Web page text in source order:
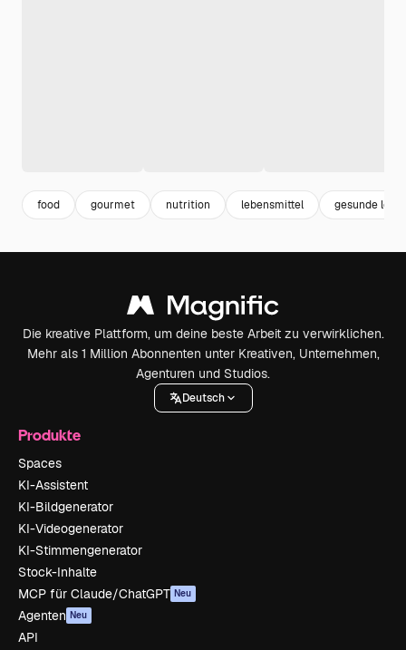
food gourmet nutrition lebensmittel gesunde
Die kreative Plattform, um deine beste Arbeit zu verwirklichen.
Mehr als 1 Million Abonnenten unter Kreativen, Unternehmen,
Agenturen und Studios.
Deutsch
Produkte
Spaces
KI-Assistent
KI-Bildgenerator
KI-Videogenerator
KI-Stimmengenerator
Stock-Inhalte
MCP für Claude/ChatGPT Neu
Agenten Neu
API